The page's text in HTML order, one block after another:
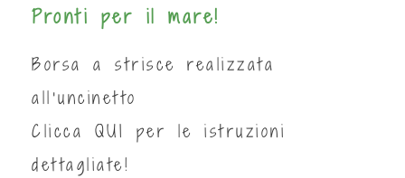
Pronti per il mare!
Borsa a strisce realizzata
all'uncinetto
Clicca QUI
per le istruzioni
dettagliate!